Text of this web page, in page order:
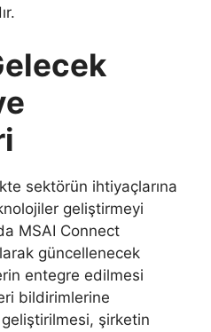
sektörün ihtiyaçlarına
geliştirmeyi
MSAI Connect
güncellenecek
entegre edilmesi
bildirimlerine
şirketin